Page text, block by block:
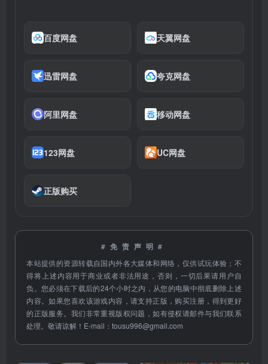
百度网盘 天翼网盘
迅雷网盘 夸克网盘
阿里网盘 移动网盘
123网盘 UC网盘
正版购买
#免责声明#
本站提供的资源转载自国内外各大媒体和网络，仅供试玩体验；不
得将上述内容用于商业或者非法用途，否则，一切后果请用户自
负。您必须在下载后的24个小时之内，从您的电脑中彻底删除上述
内容。如果您喜欢该游戏内容，请支持正版，购买注册，得到更好
的正版服务。我们非常重视版权问题，如有侵权请邮件与我们联系
处理。敬请谅解！E-mail：tousu996@gmail.com